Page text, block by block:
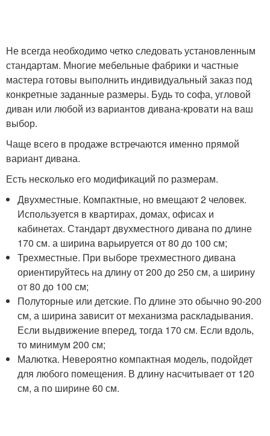
Не всегда необходимо четко следовать установленным
стандартам. Многие мебельные фабрики и частные
мастера готовы выполнить индивидуальный заказ под
конкретные заданные размеры. Будь то софа, угловой
диван или любой из вариантов дивана-кровати на ваш
выбор.
Чаще всего в продаже встречаются именно прямой
вариант дивана.
Есть несколько его модификаций по размерам.
Двухместные. Компактные, но вмещают 2 человек.
Используется в квартирах, домах, офисах и
кабинетах. Стандарт двухместного дивана по длине
170 см. а ширина варьируется от 80 до 100 см;
Трехместные. При выборе трехместного дивана
ориентируйтесь на длину от 200 до 250 см, а ширину
от 80 до 100 см;
Полуторные или детские. По длине это обычно 90-200
см, а ширина зависит от механизма раскладывания.
Если выдвижение вперед, тогда 170 см. Если вдоль,
то минимум 200 см;
Малютка. Невероятно компактная модель, подойдет
для любого помещения. В длину насчитывает от 120
см, а по ширине 60 см.